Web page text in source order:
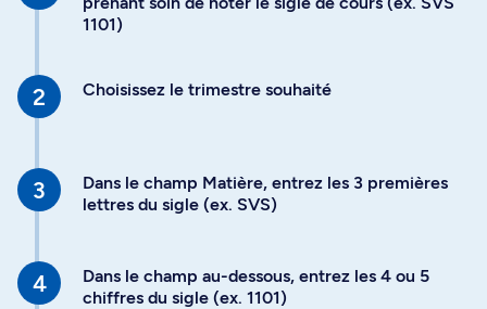
1101)
Choisissez le trimestre souhaité
Dans le champ Matière, entrez les 3 premières
lettres du sigle (ex. SVS)
Dans le champ au-dessous, entrez les 4 ou 5
chiffres du sigle (ex. 1101)